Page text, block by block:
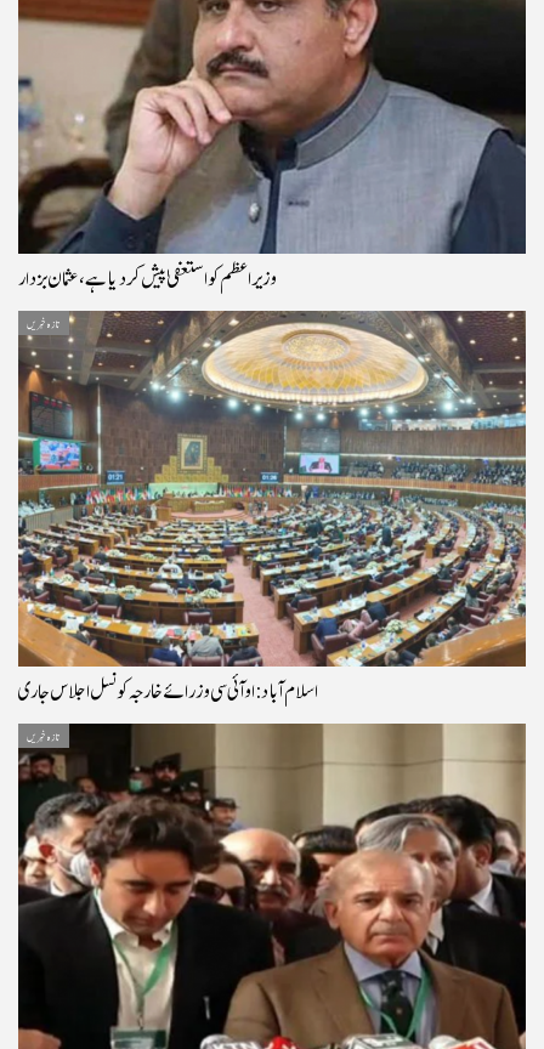
وزیراعظم کو استعفیٰ پیش کر دیا ہے، عثمان بزدار
تازہ خبریں
اسلام آباد: او آئی سی وزرائے خارجہ کونسل اجلاس جاری
تازہ خبریں